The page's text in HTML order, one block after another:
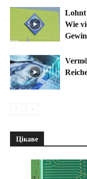
Lohnt
Wie
Цікаве